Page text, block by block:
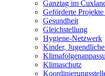
Ganztag im
Geförderte
Gesundheit
Gleichstellung
Hygiene-Netzwerk
Kinder,
Klimaschutz